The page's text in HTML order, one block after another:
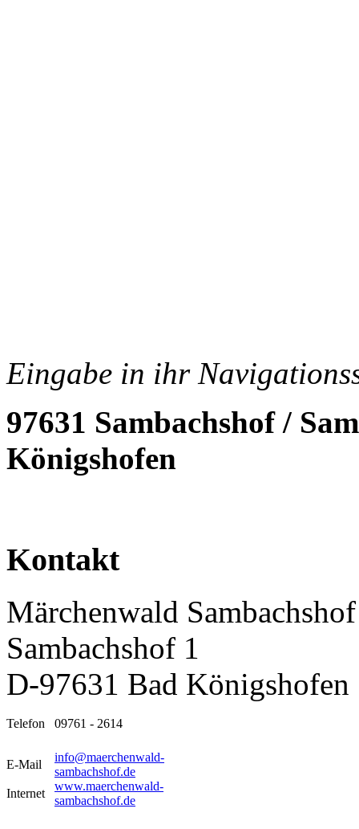
Eingabe in ihr
97631 Sambachshof /
Königshofen
Kontakt
Märchenwald Sambachshof
Sambachshof 1
D-97631 Bad Königshofen
Telefon 09761 - 2614
E-Mail
info@maerchenwald-
sambachshof.de
Internet
www.maerchenwald-
sambachshof.de